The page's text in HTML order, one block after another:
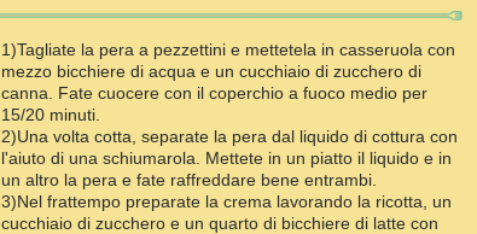
1)Tagliate la pera a pezzettini e mettetela in casseruola con
mezzo bicchiere di acqua e un cucchiaio di zucchero di
canna. Fate cuocere con il coperchio a fuoco medio per
15/20 minuti.
2)Una volta cotta, separate la pera dal liquido di cottura con
l'aiuto di una schiumarola. Mettete in un piatto il liquido e in
un altro la pera e fate raffreddare bene entrambi.
3)Nel frattempo preparate la crema lavorando la ricotta, un
cucchiaio di zucchero e un quarto di bicchiere di latte con